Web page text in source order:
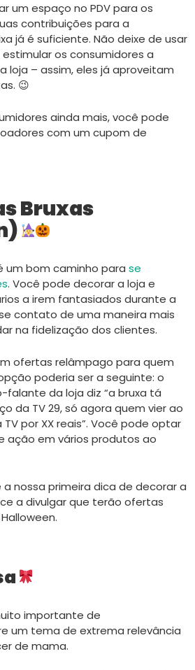
um espaço no PDV para os
contribuições para a
já é suficiente. Não deixe de usar
os consumidores a
loja – assim, eles já aproveitam
😉
ainda mais, você pode
com um cupom de
Bruxas
um bom caminho para se
. Você pode decorar a loja e
a irem fantasiados durante a
contato de uma maneira mais
na fidelização dos clientes.
ofertas relâmpago para quem
poderia ser a seguinte: o
da loja diz “a bruxa tá
da TV 29, só agora quem vier ao
por XX reais”. Você pode optar
ação em vários produtos ao
nossa primeira dica de decorar a
a divulgar que terão ofertas
importante de
um tema de extrema relevância
de mama.